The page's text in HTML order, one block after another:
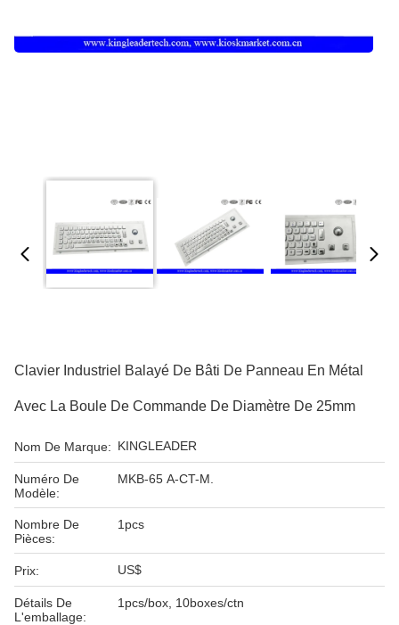
Clavier Industriel Balayé De Bâti De Panneau En Métal
Avec La Boule De Commande De Diamètre De 25mm
Nom De Marque: KINGLEADER
Numéro De
Modèle:
MKB-65 A-CT-M.
Nombre De
Pièces:
1pcs
Prix: US$
Détails De
L'emballage:
1pcs/box, 10boxes/ctn